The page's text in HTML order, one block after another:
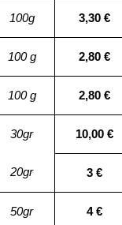
100g 3,30 €
100 g 2,80 €
100 g 2,80 €
30gr 10,00 €
20gr 3 €
50gr 4 €